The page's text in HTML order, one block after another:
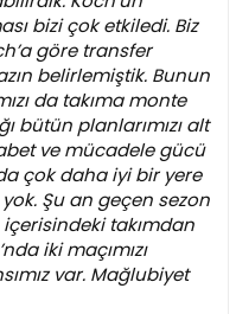
bizi çok etkiledi. Biz
göre transfer
belirlemiştik. Bunun
da takıma monte
bütün planlarımızı alt
ve mücadele gücü
çok daha iyi bir yere
Şu an geçen sezon
takımdan
iki maçımızı
var. Mağlubiyet